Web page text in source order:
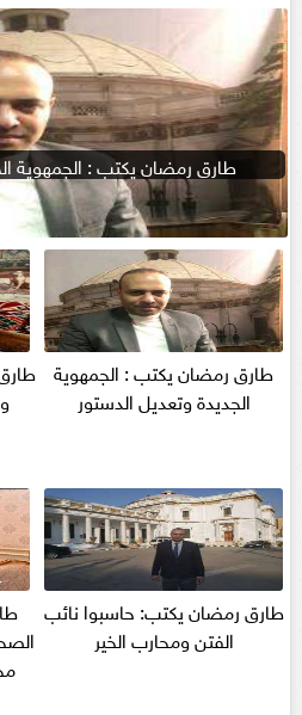
طارق رمضان يكتب : الجمهوية
طارق رمضان يكتب : الجمهوية
الجديدة وتعديل الدستور
طارق رمضان يكتب: حاسبوا نائب
الفتن ومحارب الخير